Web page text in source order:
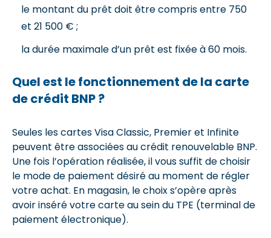
le montant du prêt doit être compris entre 750
et 21 500 € ;
la durée maximale d’un prêt est fixée à 60 mois.
Quel est le fonctionnement de la carte
de crédit BNP ?
Seules les cartes Visa Classic, Premier et Infinite
peuvent être associées au crédit renouvelable BNP.
Une fois l’opération réalisée, il vous suffit de choisir
le mode de paiement désiré au moment de régler
votre achat. En magasin, le choix s’opère après
avoir inséré votre carte au sein du TPE (terminal de
paiement électronique).